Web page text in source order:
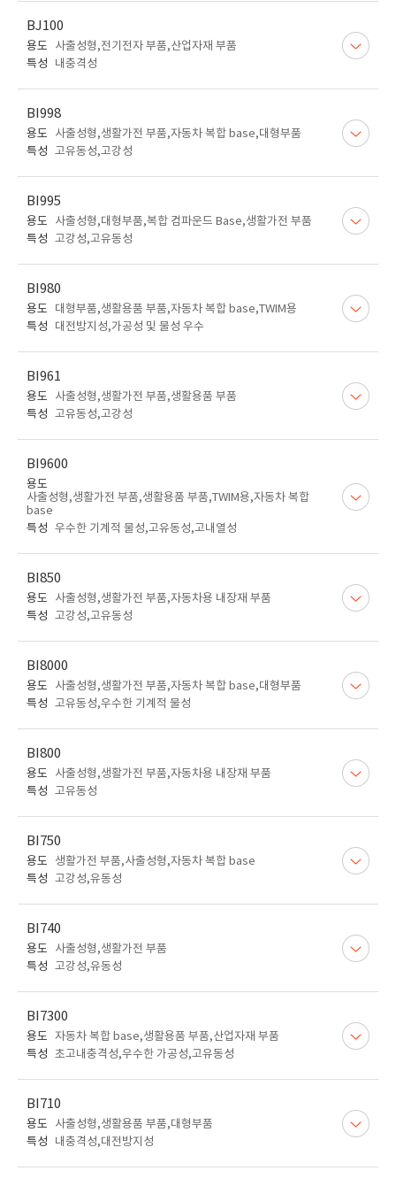
BJ100
용도
사출성형,전기전자 부품,산업자재 부품
특성
내충격성
BI998
용도
사출성형,생활가전 부품,자동차 복합 base,대형부품
특성 고유동성,고강성
BI995
용도
사출성형,대형부품,복합 컴파운드 Base,생활가전 부품
특성 고강성,고유동성
BI980
용도
대형부품,생활용품 부품,자동차 복합 base,TWIM용
특성
대전방지성,가공성 및 물성 우수
BI961
용도
사출성형,생활가전 부품,생활용품 부품
특성 고유동성,고강성
BI9600
용도
사출성형,생활가전 부품,생활용품 부품,TWIM용,자동차 복합
base
특성 우수한 기계적 물성,고유동성,고내열성
BI850
용도
사출성형,생활가전 부품,자동차용 내장재 부품
특성 고강성,고유동성
BI8000
용도
사출성형,생활가전 부품,자동차 복합 base,대형부품
특성 고유동성,우수한 기계적 물성
BI800
용도
사출성형,생활가전 부품,자동차용 내장재 부품
특성 고유동성
BI750
용도
생활가전 부품,사출성형,자동차 복합 base
특성 고강성,유동성
BI740
용도
사출성형,생활가전 부품
특성 고강성,유동성
BI7300
용도
자동차 복합 base,생활용품 부품,산업자재 부품
특성 초고내충격성,우수한 가공성,고유동성
BI710
용도
사출성형,생활용품 부품,대형부품
특성
내충격성,대전방지성